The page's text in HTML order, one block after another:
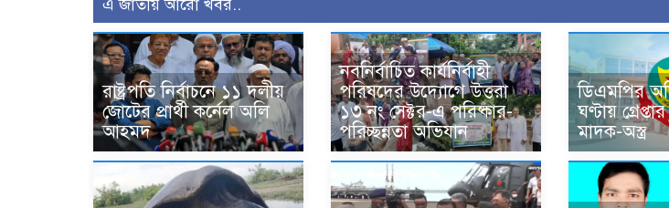
এ জাতীয় আরো খবর..
রাষ্ট্রপতি নির্বাচনে ১১ দলীয়
জোটের প্রার্থী কর্নেল অলি
আহমদ
নবনির্বাচিত কার্যনির্বাহী
পরিষদের উদ্যোগে উত্তরা
১৩ নং সেক্টর-এ পরিষ্কার-
পরিচ্ছন্নতা অভিযান
ডিএমপির
ঘণ্টায়
মাদক-অস্ত্র